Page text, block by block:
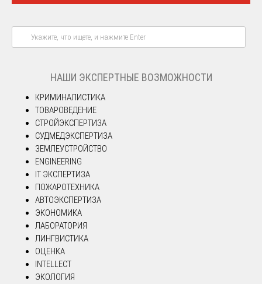
НАШИ ЭКСПЕРТНЫЕ ВОЗМОЖНОСТИ
КРИМИНАЛИСТИКА
ТОВАРОВЕДЕНИЕ
СТРОЙЭКСПЕРТИЗА
СУДМЕДЭКСПЕРТИЗА
ЗЕМЛЕУСТРОЙСТВО
ENGINEERING
IT ЭКСПЕРТИЗА
ПОЖАРОТЕХНИКА
АВТОЭКСПЕРТИЗА
ЭКОНОМИКА
ЛАБОРАТОРИЯ
ЛИНГВИСТИКА
ОЦЕНКА
INTELLECT
ЭКОЛОГИЯ